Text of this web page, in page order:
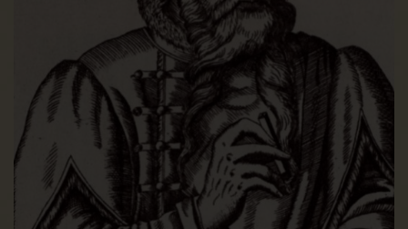
Gesetzliche oder vertragliche Vorschriften zur
Bereitstellung der personenbezogenen Daten;
Erforderlichkeit für den Vertragsabschluss;
Verpflichtung der betroffenen Person, die
personenbezogenen Daten bereitzustellen; mögliche
Folgen der Nichtbereitstellung
Wir klären Sie darüber auf, dass die Bereitstellung
personenbezogener Daten zum Teil gesetzlich
vorgeschrieben ist (z.B. Steuervorschriften) oder sich auch
aus vertraglichen Regelungen (z.B. Angaben zum
Vertragspartner) ergeben kann.
Mitunter kann es zu einem Vertragsschluss erforderlich sein,
dass eine betroffene Person uns personenbezogene Daten
zur Verfügung stellt, die in der Folge durch uns verarbeitet